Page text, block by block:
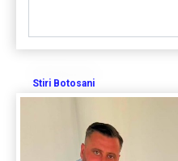
Stiri Botosani